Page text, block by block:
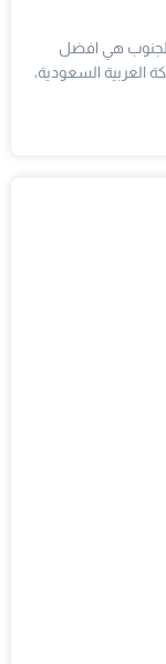
هي افضل
العربية السعودية،